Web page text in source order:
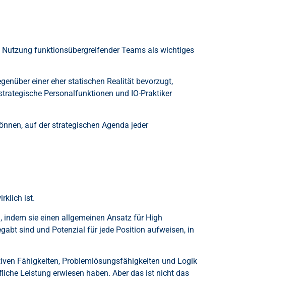
funktionsübergreifender Teams als wichtiges
einer eher statischen Realität bevorzugt,
Personalfunktionen und IO-Praktiker
auf der strategischen Agenda jeder
ist.
sie einen allgemeinen Ansatz für High
sind und Potenzial für jede Position aufweisen, in
Fähigkeiten, Problemlösungsfähigkeiten und Logik
Leistung erwiesen haben. Aber das ist nicht das